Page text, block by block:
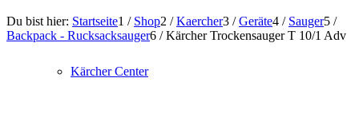
Kärcher Center
Du bist hier: Startseite1 / Shop2 / Kaercher3 / Geräte4 / Sauger5 /
Backpack - Rucksacksauger6 / Kärcher Trockensauger T 10/1 Adv